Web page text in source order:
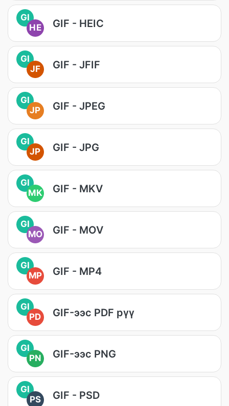
GI
HE
GIF - HEIC
GI
JF
GIF - JFIF
GI
JP
GIF - JPEG
GI
JP
GIF - JPG
GI
MK
GIF - MKV
GI
MO
GIF - MOV
GI
MP
GIF - MP4
GI
PD
GIF-ээс PDF рүү
GI
PN
GIF-ээс PNG
GI
PS
GIF - PSD